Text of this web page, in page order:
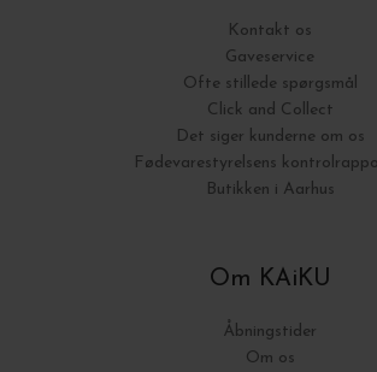
Kontakt os
Gaveservice
Ofte stillede spørgsmål
Click and Collect
Det siger kunderne om os
Fødevarestyrelsens
Butikken i Aarhus
Om KAiKU
Åbningstider
Om os